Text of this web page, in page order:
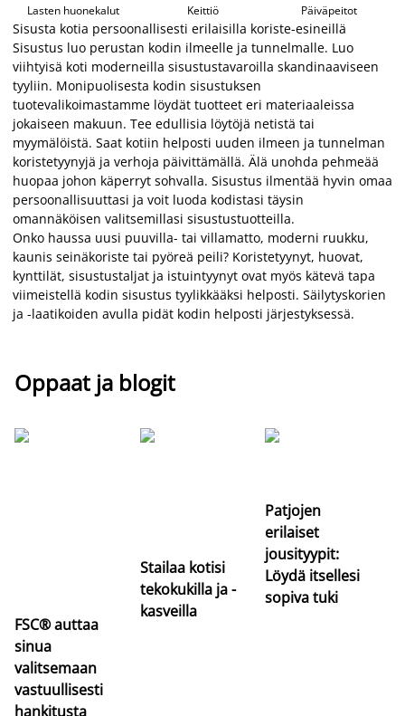
Lasten huonekalut Keittiö Päiväpeitot
Sisusta kotia persoonallisesti erilaisilla koriste-esineillä
Sisustus luo perustan kodin ilmeelle ja tunnelmalle. Luo
viihtyisä koti moderneilla sisustustavaroilla skandinaaviseen
tyyliin. Monipuolisesta kodin sisustuksen
tuotevalikoimastamme löydät tuotteet eri materiaaleissa
jokaiseen makuun. Tee edullisia löytöjä netistä tai
myymälöistä. Saat kotiin helposti uuden ilmeen ja tunnelman
koristetyynyjä ja verhoja päivittämällä. Älä unohda pehmeää
huopaa johon käperryt sohvalla. Sisustus ilmentää hyvin omaa
persoonallisuuttasi ja voit luoda kodistasi täysin
omannäköisen valitsemillasi sisustustuotteilla.
Onko haussa uusi puuvilla- tai villamatto, moderni ruukku,
kaunis seinäkoriste tai pyöreä peili? Koristetyynyt, huovat,
kynttilät, sisustustaljat ja istuintyynyt ovat myös kätevä tapa
viimeistellä kodin sisustus tyylikkääksi helposti. Säilytyskorien
ja -laatikoiden avulla pidät kodin helposti järjestyksessä.
Oppaat ja blogit
FSC® auttaa
sinua
valitsemaan
vastuullisesti
hankitusta
Stailaa kotisi
tekokukilla ja -
kasveilla
Patjojen
erilaiset
jousityypit:
Löydä itsellesi
sopiva tuki